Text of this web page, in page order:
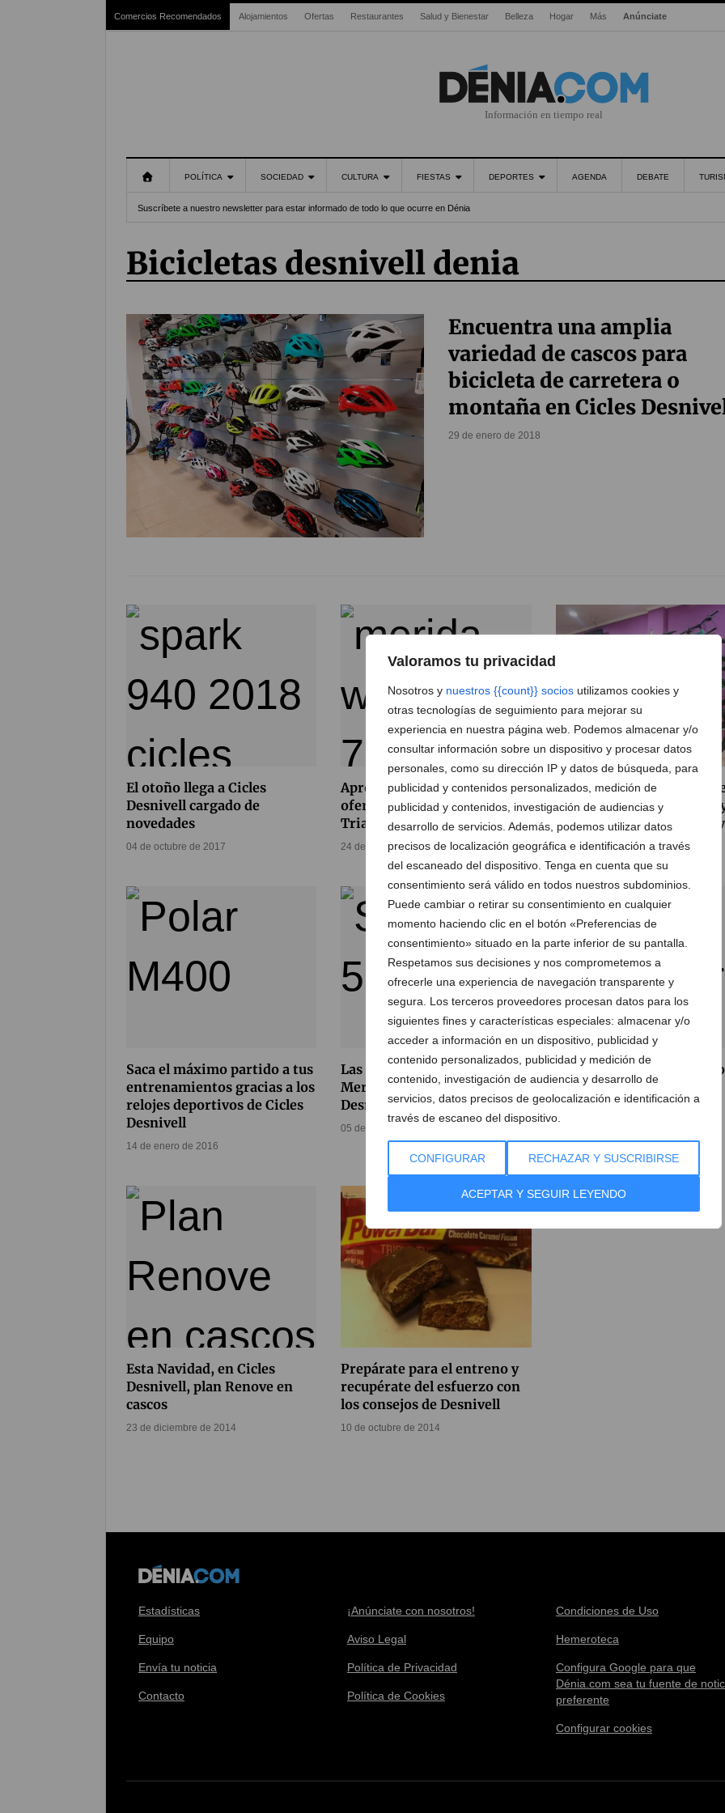
Valoramos tu privacidad
Nosotros y nuestros {{count}} socios utilizamos cookies y
otras tecnologías de seguimiento para mejorar su
experiencia en nuestra página web. Podemos almacenar y/o
consultar información sobre un dispositivo y procesar datos
personales, como su dirección IP y datos de búsqueda, para
publicidad y contenidos personalizados, medición de
publicidad y contenidos, investigación de audiencias y
desarrollo de servicios. Además, podemos utilizar datos
precisos de localización geográfica e identificación a través
del escaneado del dispositivo. Tenga en cuenta que su
consentimiento será válido en todos nuestros subdominios.
Puede cambiar o retirar su consentimiento en cualquier
momento haciendo clic en el botón «Preferencias de
consentimiento» situado en la parte inferior de su pantalla.
Respetamos sus decisiones y nos comprometemos a
ofrecerle una experiencia de navegación transparente y
segura. Los terceros proveedores procesan datos para los
siguientes fines y características especiales: almacenar y/o
acceder a información en un dispositivo, publicidad y
contenido personalizados, publicidad y medición de
contenido, investigación de audiencia y desarrollo de
servicios, datos precisos de geolocalización e identificación a
través de escaneo del dispositivo.
CONFIGURAR RECHAZAR Y SUSCRIBIRSE
ACEPTAR Y SEGUIR LEYENDO
Comercios Recomendados Alojamientos Ofertas Restaurantes Salud y Bienestar Belleza Hogar Más Anúnciate
Información en tiempo real
POLÍTICA SOCIEDAD CULTURA FIESTAS DEPORTES AGENDA DEBATE
Suscríbete a nuestro newsletter para estar informado de todo lo que ocurre en Dénia
bicicletas desnivell denia
Encuentra una amplia
variedad de cascos para
bicicleta de carretera o
montaña en Cicles
29 de enero de 2018
El otoño llega a Cicles
Desnivell cargado de
novedades
04 de octubre de 2017
Aprovecha las fantásticas
ofertas en bicicletas de
Triatlón en Cicles Desnivell
24 de enero de 2017
Descubre los nuevos
de bicicletas de montaña
carretera en Cicles
28 de septiembre de 2016
Saca el máximo partido a tus
entrenamientos gracias a los
relojes deportivos de Cicles
Desnivell
14 de enero de 2016
Las nuevas bicicletas de
Merida llegan a Cicles
Desnivell
05 de octubre de 2015
Aprovecha el buen
estrena bicicleta
Esta Navidad, en Cicles
Desnivell, plan Renove en
cascos
23 de diciembre de 2014
Prepárate para el entreno y
recupérate del esfuerzo con
los consejos de Desnivell
10 de octubre de 2014
Cicles Desnivell
Estadísticas
Equipo
Envía tu noticia
Contacto
¡Anúnciate con nosotros!
Aviso Legal
Política de Privacidad
Política de Cookies
Condiciones de Uso
Hemeroteca
Configura Google para que
Dénia.com sea tu fuente de
preferente
Configurar cookies